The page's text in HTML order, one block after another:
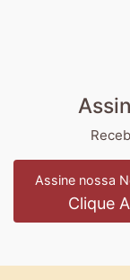
Assine nossa
Clique